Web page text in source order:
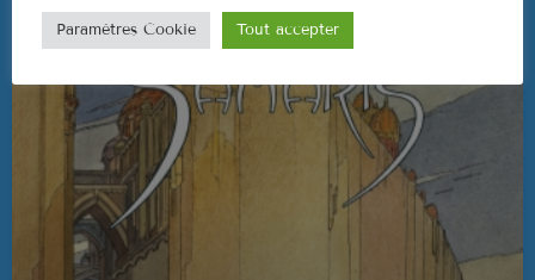
Paramètres Cookie Tout accepter